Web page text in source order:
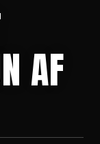
AF